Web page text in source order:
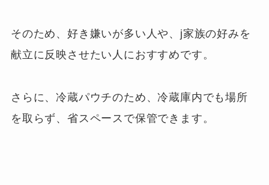
そのため、好き嫌いが多い人や、j家族の好みを
献立に反映させたい人におすすめです。
さらに、冷蔵パウチのため、冷蔵庫内でも場所
を取らず、省スペースで保管できます。